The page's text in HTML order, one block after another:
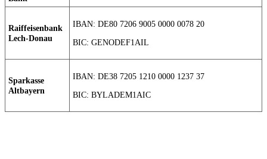
Raiffeisenbank
Lech-Donau
IBAN: DE80 7206 9005 0000 0078 20
BIC: GENODEF1AIL
Sparkasse
Altbayern
IBAN: DE38 7205 1210 0000 1237 37
BIC: BYLADEM1AIC